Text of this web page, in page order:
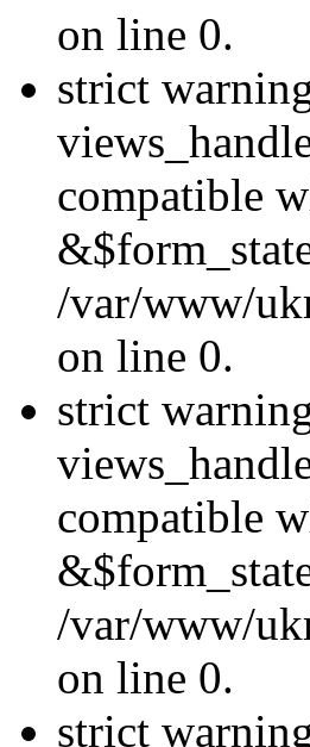
on line 0.
strict
compatible
/var/www/
on line 0.
strict
compatible
/var/www/
on line 0.
strict